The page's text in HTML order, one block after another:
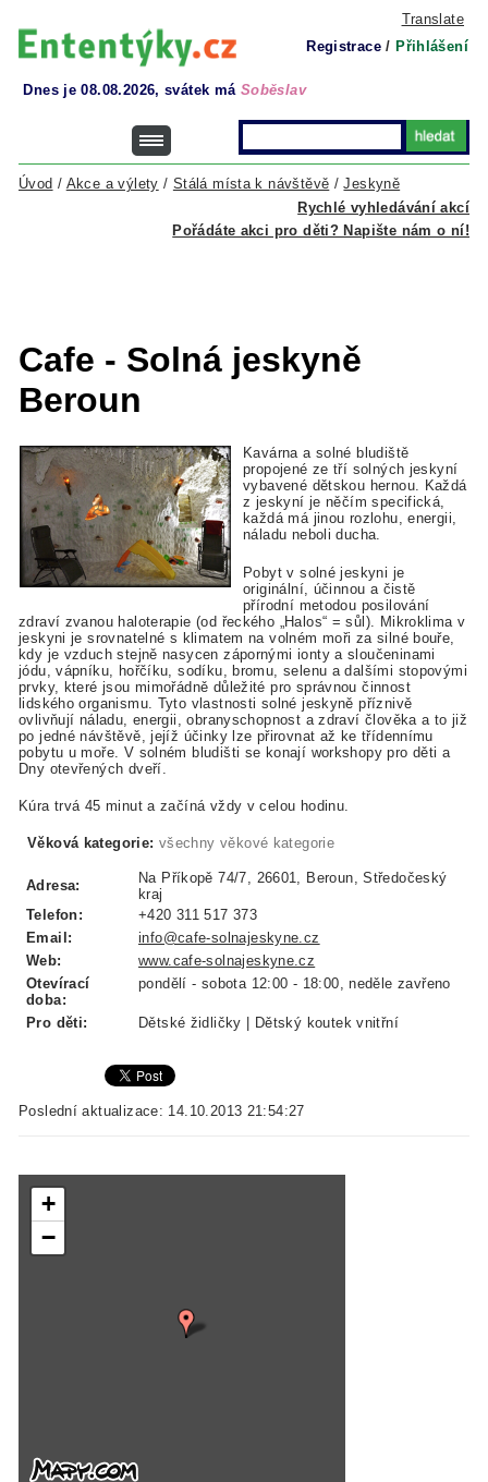
Translate
Registrace / Přihlášení
Dnes je 08.08.2026, svátek má Soběslav
Rychlé vyhledávání akcí
Úvod / Akce a výlety / Stálá místa k návštěvě /Jeskyně
Pořádáte akci pro děti? Napište nám o ní!
Cafe - Solná jeskyně
Beroun
Kavárna a solné bludiště
propojené ze tří solných jeskyní
vybavené dětskou hernou. Každá
z jeskyní je něčím specifická,
každá má jinou rozlohu, energii,
náladu neboli ducha.
Pobyt v solné jeskyni je
originální, účinnou a čistě
přírodní metodou posilování
zdraví zvanou haloterapie (od řeckého „Halos“ = sůl). Mikroklima v
jeskyni je srovnatelné s klimatem na volném moři za silné bouře,
kdy je vzduch stejně nasycen zápornými ionty a sloučeninami
jódu, vápníku, hořčíku, sodíku, bromu, selenu a dalšími stopovými
prvky, které jsou mimořádně důležité pro správnou činnost
lidského organismu. Tyto vlastnosti solné jeskyně příznivě
ovlivňují náladu, energii, obranyschopnost a zdraví člověka a to již
po jedné návštěvě, jejíž účinky lze přirovnat až ke třídennímu
pobytu u moře. V solném bludišti se konají workshopy pro děti a
Dny otevřených dveří.
Kúra trvá 45 minut a začíná vždy v celou hodinu.
Věková kategorie: všechny věkové kategorie
Adresa:
Na Příkopě 74/7, 26601, Beroun, Středočeský
kraj
Telefon:
+420 311 517 373
Email:
info@cafe-solnajeskyne.cz
Web:
www.cafe-solnajeskyne.cz
Otevírací
doba:
pondělí - sobota 12:00 - 18:00, neděle zavřeno
Pro děti: Dětské židličky | Dětský koutek vnitřní
Poslední aktualizace: 14.10.2013 21:54:27
+
−